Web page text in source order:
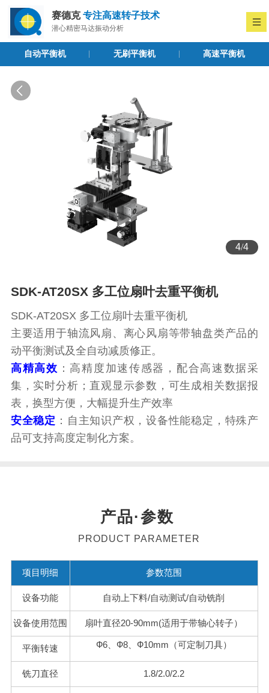
赛德克专注高速转子技术
潜心精密马达振动分析
自动平衡机 无刷平衡机 高速平衡机
4/4
SDK-AT20SX 多工位扇叶去重平衡机
SDK-AT20SX 多工位扇叶去重平衡机
主要适用于轴流风扇、离心风扇等带轴盘类产品的
动平衡测试及全自动减质修正。
高精高效 ：高精度加速传感器，配合高速数据采
集，实时分析；直观显示参数，可生成相关数据报
表，换型方便，大幅提升生产效率
安全稳定 ：自主知识产权，设备性能稳定，特殊产
品可支持高度定制化方案。
产品·参数
PRODUCT PARAMETER
项目明细 参数范围
设备功能 自动上下料/自动测试/自动铣削
设备使用范围 扇叶直径20-90mm(适用于带轴心转子）
平衡转速 Ф6、Ф8、Ф10mm（可定制刀具）
铣刀直径 1.8/2.0/2.2